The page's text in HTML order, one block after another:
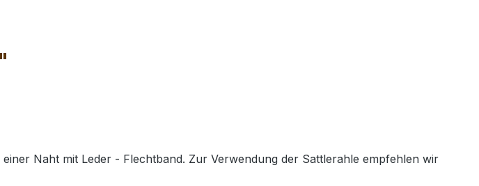
Naht mit Leder - Flechtband. Zur Verwendung der Sattlerahle empfehlen wir